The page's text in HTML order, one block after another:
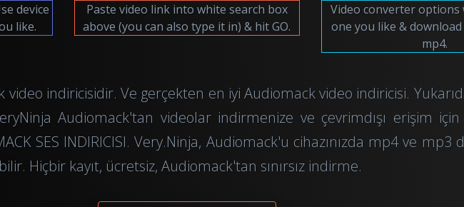
device
like.
Paste video link into white search box
above (you can also type it in) & hit GO.
Video converter options
one you like &
mp4.
indiricisidir. Ve gerçekten en iyi Audiomack video indiricisi.
Audiomack'tan videolar indirmenize ve çevrimdışı erişim için
SES INDIRICISI. Very.Ninja, Audiomack'u cihazınızda mp4 ve mp3
Hiçbir kayıt, ücretsiz, Audiomack'tan sınırsız indirme.